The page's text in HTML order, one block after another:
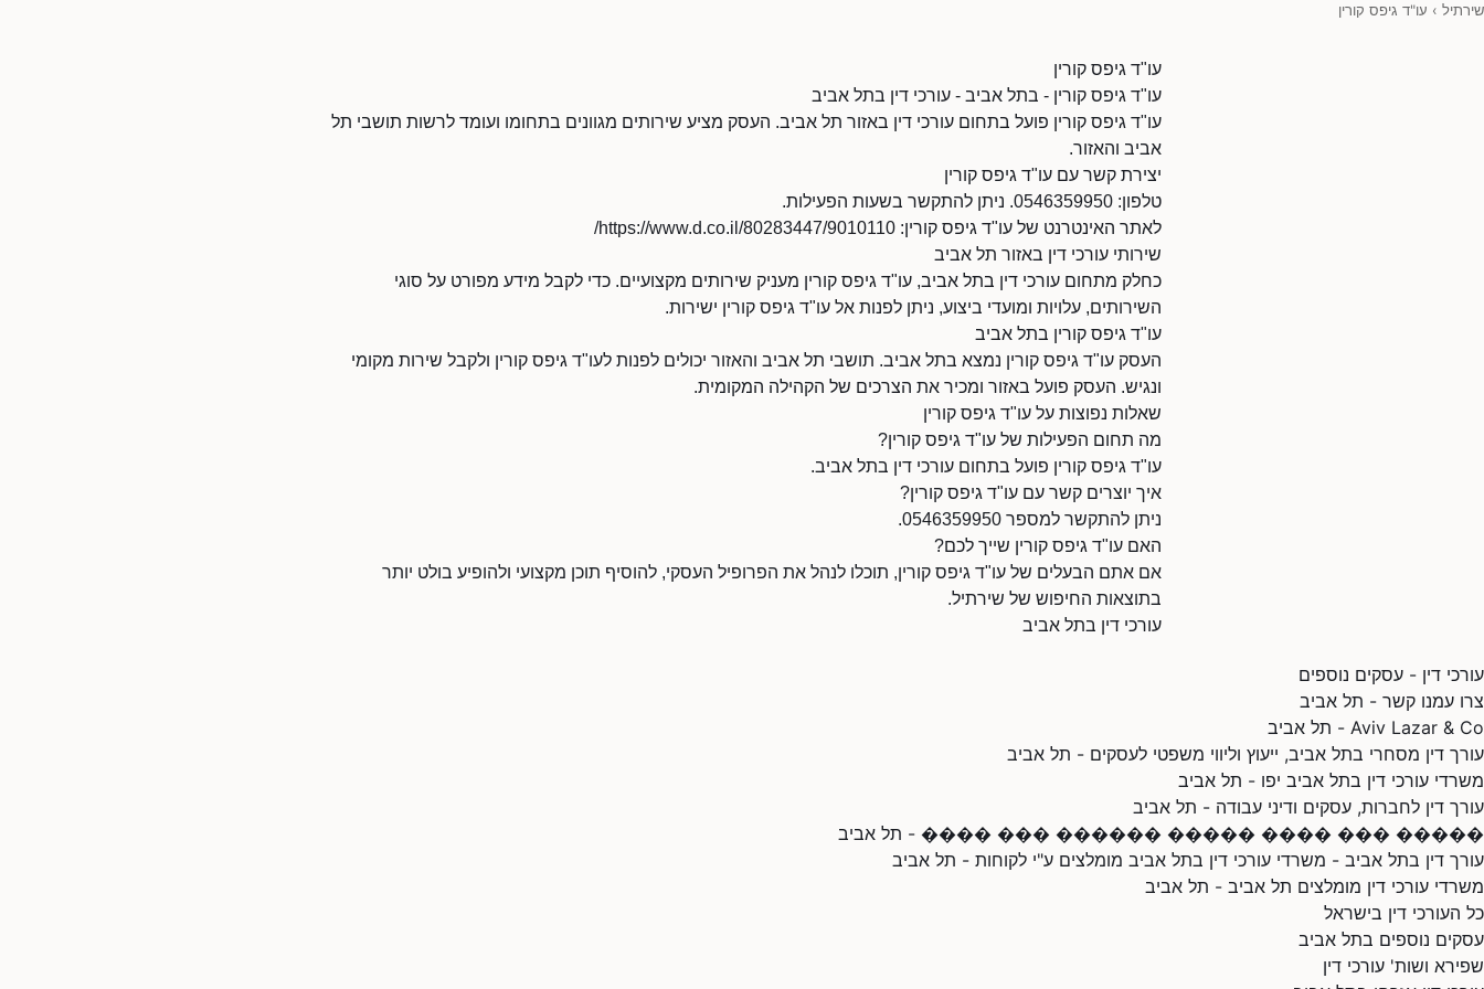
שירתיל › עו"ד גיפס קורין
עו"ד גיפס קורין
עו"ד גיפס קורין - בתל אביב - עורכי דין בתל אביב
עו"ד גיפס קורין פועל בתחום עורכי דין באזור תל אביב. העסק מציע שירותים מגוונים בתחומו ועומד לרשות תושבי תל
אביב והאזור.
יצירת קשר עם עו"ד גיפס קורין
טלפון: 0546359950. ניתן להתקשר בשעות הפעילות.
לאתר האינטרנט של עו"ד גיפס קורין: https://www.d.co.il/80283447/9010110/
שירותי עורכי דין באזור תל אביב
כחלק מתחום עורכי דין בתל אביב, עו"ד גיפס קורין מעניק שירותים מקצועיים. כדי לקבל מידע מפורט על סוגי
השירותים, עלויות ומועדי ביצוע, ניתן לפנות אל עו"ד גיפס קורין ישירות.
עו"ד גיפס קורין בתל אביב
העסק עו"ד גיפס קורין נמצא בתל אביב. תושבי תל אביב והאזור יכולים לפנות לעו"ד גיפס קורין ולקבל שירות מקומי
ונגיש. העסק פועל באזור ומכיר את הצרכים של הקהילה המקומית.
שאלות נפוצות על עו"ד גיפס קורין
מה תחום הפעילות של עו"ד גיפס קורין?
עו"ד גיפס קורין פועל בתחום עורכי דין בתל אביב.
איך יוצרים קשר עם עו"ד גיפס קורין?
ניתן להתקשר למספר 0546359950.
האם עו"ד גיפס קורין שייך לכם?
אם אתם הבעלים של עו"ד גיפס קורין, תוכלו לנהל את הפרופיל העסקי, להוסיף תוכן מקצועי ולהופיע בולט יותר
בתוצאות החיפוש של שירתיל.
עורכי דין בתל אביב
עורכי דין - עסקים נוספים
צרו עמנו קשר - תל אביב
Aviv Lazar & Co - תל אביב
עורך דין מסחרי בתל אביב, ייעוץ וליווי משפטי לעסקים - תל אביב
משרדי עורכי דין בתל אביב יפו - תל אביב
עורך דין לחברות, עסקים ודיני עבודה - תל אביב
����� ��� ���� ����� ������ ��� ���� - תל אביב
עורך דין בתל אביב - משרדי עורכי דין בתל אביב מומלצים ע"י לקוחות - תל אביב
משרדי עורכי דין מומלצים תל אביב - תל אביב
כל העורכי דין בישראל
עסקים נוספים בתל אביב
שפירא ושות' עורכי דין